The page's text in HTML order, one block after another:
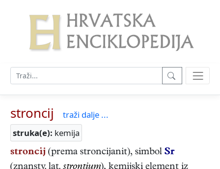
stroncij
traži dalje ...
struka(e): kemija
stroncij (prema stroncijanit), simbol Sr